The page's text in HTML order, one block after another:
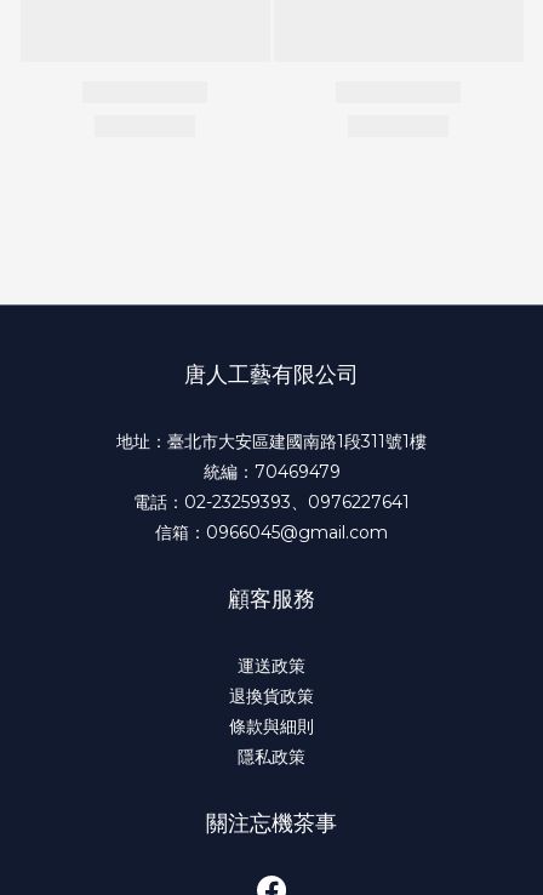
唐人工藝有限公司
地址：臺北市大安區建國南路1段311號1樓
統編：70469479
電話：02-23259393、0976227641
信箱：0966045@gmail.com
顧客服務
運送政策
退換貨政策
條款與細則
隱私政策
關注忘機茶事